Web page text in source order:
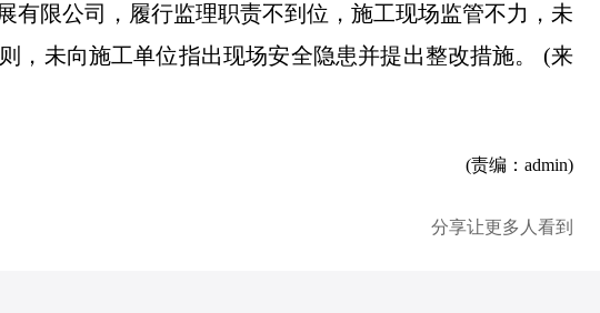
有限公司，履行监理职责不到位，施工现场监管不力，未
，未向施工单位指出现场安全隐患并提出整改措施。 (来
(责编：admin)
分享让更多人看到